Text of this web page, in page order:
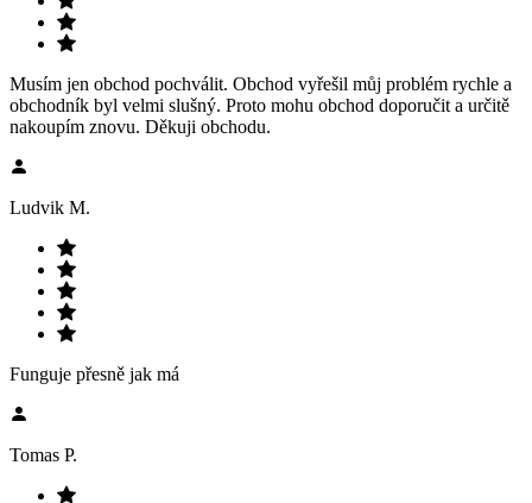
Musím jen obchod pochválit. Obchod vyřešil můj problém rychle a
obchodník byl velmi slušný. Proto mohu obchod doporučit a určitě
nakoupím znovu. Děkuji obchodu.
Ludvik M.
Funguje přesně jak má
Tomas P.